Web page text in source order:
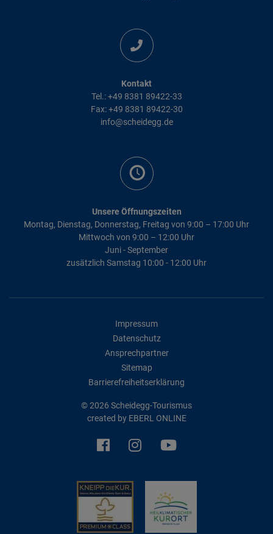
Kontakt
Tel.: +49 8381 89422-33
Fax: +49 8381 89422-30
info@scheidegg.de
Unsere Öffnungszeiten
Montag, Dienstag, Donnerstag, Freitag von 9:00 – 17:00 Uhr
Mittwoch von 9:00 – 12:00 Uhr
Juni - September
zusätzlich Samstag 10:00 - 12:00 Uhr
Impressum
Datenschutz
Ansprechpartner
Sitemap
Barrierefreiheitserklärung
© 2026 Scheidegg-Tourismus
created by EBERL ONLINE